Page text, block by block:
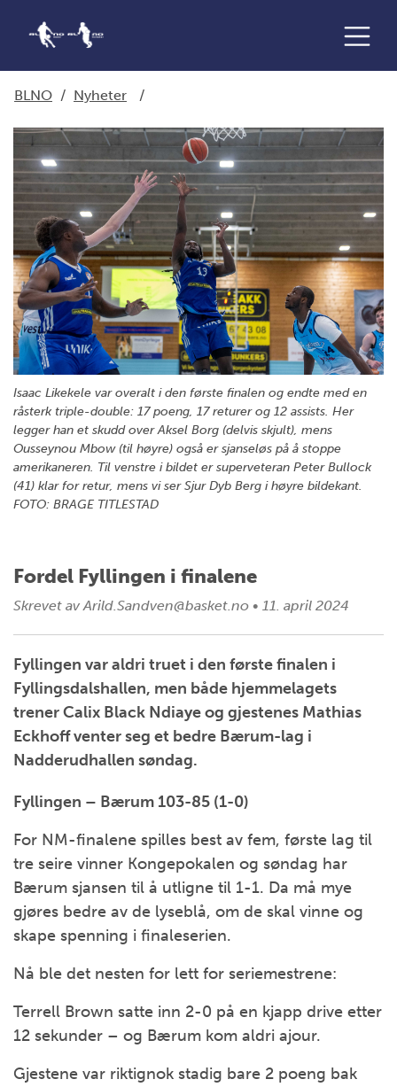
BLNO / Nyheter /
Isaac Likekele var overalt i den første finalen og endte med en
råsterk triple-double: 17 poeng, 17 returer og 12 assists. Her
legger han et skudd over Aksel Borg (delvis skjult), mens
Ousseynou Mbow (til høyre) også er sjanseløs på å stoppe
amerikaneren. Til venstre i bildet er superveteran Peter Bullock
(41) klar for retur, mens vi ser Sjur Dyb Berg i høyre bildekant.
FOTO: BRAGE TITLESTAD
Fordel Fyllingen i finalene
Skrevet av Arild.Sandven@basket.no • 11. april 2024
Fyllingen var aldri truet i den første finalen i
Fyllingsdalshallen, men både hjemmelagets
trener Calix Black Ndiaye og gjestenes Mathias
Eckhoff venter seg et bedre Bærum-lag i
Nadderudhallen søndag.
Fyllingen – Bærum 103-85 (1-0)
For NM-finalene spilles best av fem, første lag til
tre seire vinner Kongepokalen og søndag har
Bærum sjansen til å utligne til 1-1. Da må mye
gjøres bedre av de lyseblå, om de skal vinne og
skape spenning i finaleserien.
Nå ble det nesten for lett for seriemestrene:
Terrell Brown satte inn 2-0 på en kjapp drive etter
12 sekunder – og Bærum kom aldri ajour.
Gjestene var riktignok stadig bare 2 poeng bak